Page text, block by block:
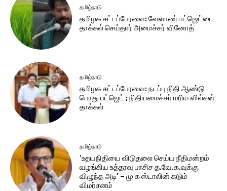
தமிழ்நாடு
தமிழக சட்​டப்​பேர​வை: வேளாண் பட்​ஜெட்டை
தாக்கல் செய்தார் அமைச்சர் வினோத்
தமிழ்நாடு
தமிழக சட்டப்பேரவை: நடப்பு நிதி ஆண்​டு
பொது பட்ஜெட் ; நிதியமைச்சர் மரிய வில்சன்
தாக்​கல்
தமிழ்நாடு
‘உதயநிதியை விடுதலை செய்ய நீதிமன்றம்
வழங்கிய உத்தரவு பாசிச த.வே.க.வுக்கு
விழுந்த அடி’ – மு க ஸ்டாலின் கடும்
விமர்சனம்